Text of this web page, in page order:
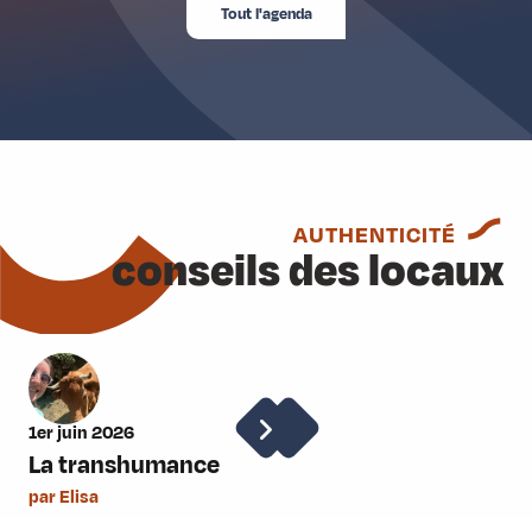
Tout l'agenda
AUTHENTICITÉ
conseils des locaux
1er juin 2026
La transhumance
par Elisa